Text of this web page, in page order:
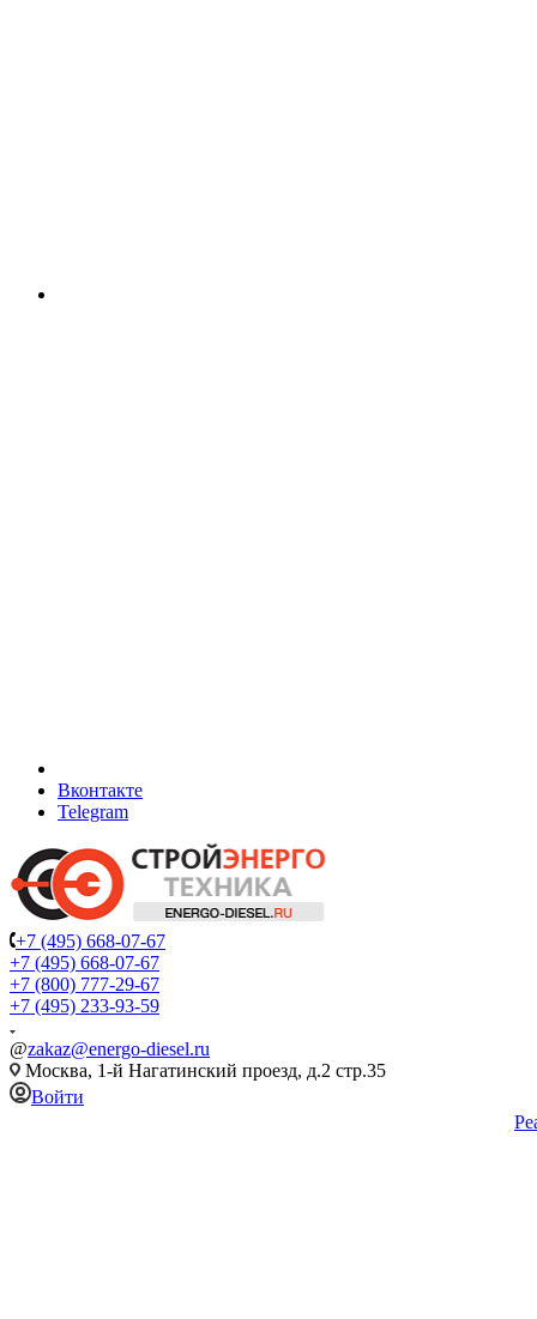
Вконтакте
Telegram
+7 (495) 668-07-67
+7 (495) 668-07-67
+7 (800) 777-29-67
+7 (495) 233-93-59
@zakaz@energo-diesel.ru
Москва, 1-й Нагатинский проезд, д.2 стр.35
Войти